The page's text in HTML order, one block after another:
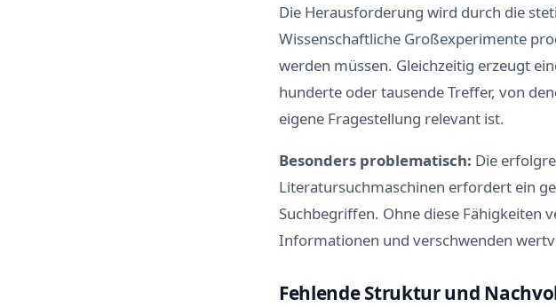
Die Herausforderung wird durch die
Wissenschaftliche Großexperimente
werden müssen. Gleichzeitig erzeugt
hunderte oder tausende Treffer, von
eigene Fragestellung relevant ist.
Besonders problematisch: Die
Literatursuchmaschinen erfordert ein
Suchbegriffen. Ohne diese Fähigkeiten
Informationen und verschwenden
Fehlende Struktur und